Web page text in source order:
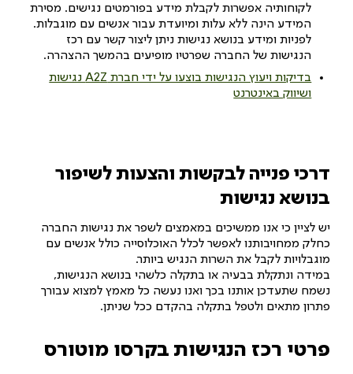
לקוחותיה אפשרות לקבלת מידע בפורמטים נגישים. מסירת
המידע הינה ללא עלות ומיועדת עבור אנשים עם מוגבלות.
לפניות ומידע בנושא נגישות ניתן ליצור קשר עם רכז
הנגישות של החברה שפרטיו מופיעים בהמשך ההצהרה.
בדיקות ויעוץ הנגישות בוצעו על ידי חברת A2Z נגישות
ושיווק באינטרנט
דרכי פנייה לבקשות והצעות לשיפור
בנושא נגישות
יש לציין כי אנו ממשיכים במאמצים לשפר את נגישות החברה
כחלק ממחויבותנו לאפשר לכלל האוכלוסייה כולל אנשים עם
מוגבלויות לקבל את השרות הנגיש ביותר.
במידה ונתקלת בבעיה או בתקלה כלשהי בנושא הנגישות,
נשמח שתעדכן אותנו בכך ואנו נעשה כל מאמץ למצוא עבורך
פתרון מתאים ולטפל בתקלה בהקדם ככל שניתן.
פרטי רכז הנגישות בקרסו מוטורס